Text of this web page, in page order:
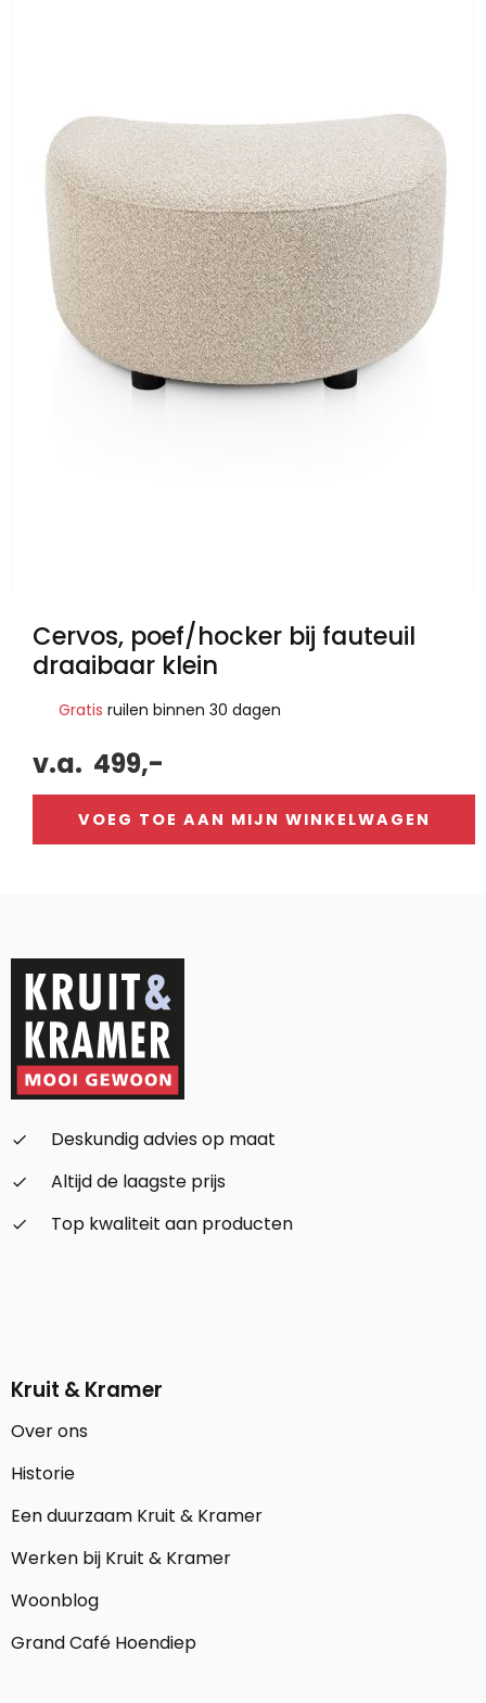
Cervos, poef/hocker bij fauteuil
draaibaar klein
Gratis ruilen binnen 30 dagen
v.a. 499,-
VOEG TOE AAN MIJN WINKELWAGEN
check_small
Deskundig advies op maat
check_small
Altijd de laagste prijs
check_small
Top kwaliteit aan producten
Kruit & Kramer
Over ons
Historie
Een duurzaam Kruit & Kramer
Werken bij Kruit & Kramer
Woonblog
Grand Café Hoendiep